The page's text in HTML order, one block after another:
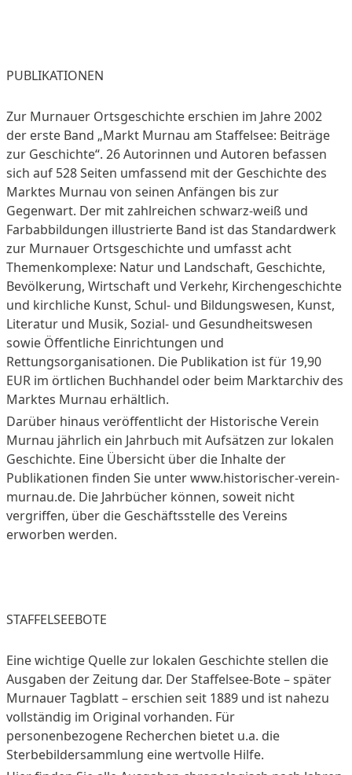
PUBLIKATIONEN
Zur Murnauer Ortsgeschichte erschien im Jahre 2002
der erste Band „Markt Murnau am Staffelsee: Beiträge
zur Geschichte“. 26 Autorinnen und Autoren befassen
sich auf 528 Seiten umfassend mit der Geschichte des
Marktes Murnau von seinen Anfängen bis zur
Gegenwart. Der mit zahlreichen schwarz-weiß und
Farbabbildungen illustrierte Band ist das Standardwerk
zur Murnauer Ortsgeschichte und umfasst acht
Themenkomplexe: Natur und Landschaft, Geschichte,
Bevölkerung, Wirtschaft und Verkehr, Kirchengeschichte
und kirchliche Kunst, Schul- und Bildungswesen, Kunst,
Literatur und Musik, Sozial- und Gesundheitswesen
sowie Öffentliche Einrichtungen und
Rettungsorganisationen. Die Publikation ist für 19,90
EUR im örtlichen Buchhandel oder beim Marktarchiv des
Marktes Murnau erhältlich.
Darüber hinaus veröffentlicht der Historische Verein
Murnau jährlich ein Jahrbuch mit Aufsätzen zur lokalen
Geschichte. Eine Übersicht über die Inhalte der
Publikationen finden Sie unter www.historischer-verein-
murnau.de. Die Jahrbücher können, soweit nicht
vergriffen, über die Geschäftsstelle des Vereins
erworben werden.
STAFFELSEEBOTE
Eine wichtige Quelle zur lokalen Geschichte stellen die
Ausgaben der Zeitung dar. Der Staffelsee-Bote – später
Murnauer Tagblatt – erschien seit 1889 und ist nahezu
vollständig im Original vorhanden. Für
personenbezogene Recherchen bietet u.a. die
Sterbebildersammlung eine wertvolle Hilfe.